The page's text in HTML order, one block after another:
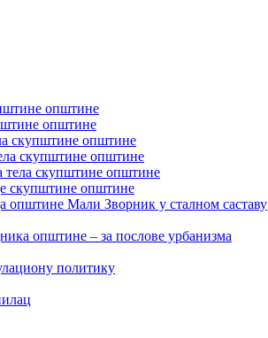
општине
општине
скупштине општине
скупштине општине
тела скупштине општине
скупштине општине
општине Мали Зворник у сталном саставу
општине – за послове урбанизма
политику